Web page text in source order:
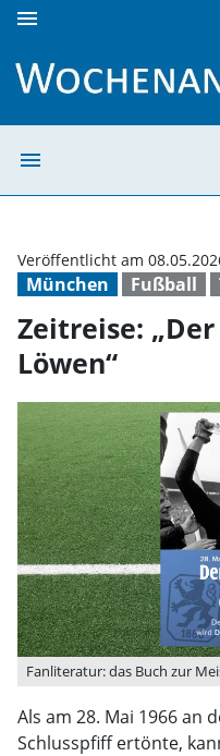
menu
menu
München Fußball
Veröffentlicht am
Zeitreise:
Löwen“
Fanliteratur: das Buch zur
Als am 28. Mai 1966 an
Schlusspfiff ertönte,